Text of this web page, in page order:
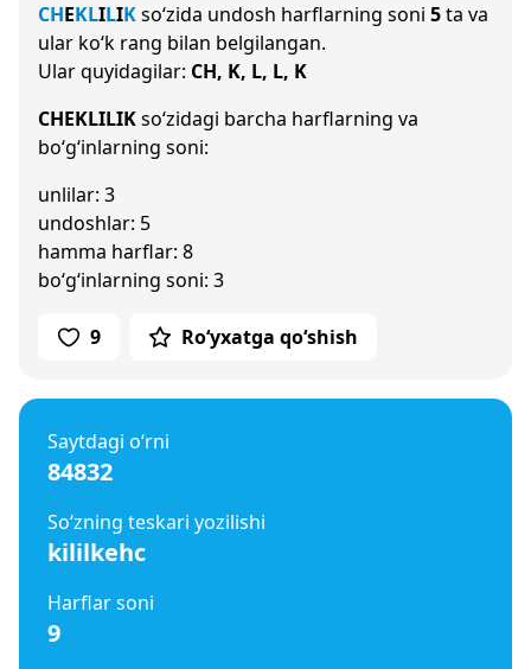
CHEKLILIKso‘zida undosh harflarning soni 5ta va
ular ko‘k rang bilan belgilangan.
Ular quyidagilar: CH, K, L, L, K
CHEKLILIKso‘zidagi barcha harflarning va
bo‘g‘inlarning soni:
unlilar: 3
undoshlar: 5
hamma harflar: 8
bo‘g‘inlarning soni: 3
9 Ro‘yxatga qo‘shish
Saytdagi o‘rni
84832
So‘zning teskari yozilishi
kililkehc
Harflar soni
9